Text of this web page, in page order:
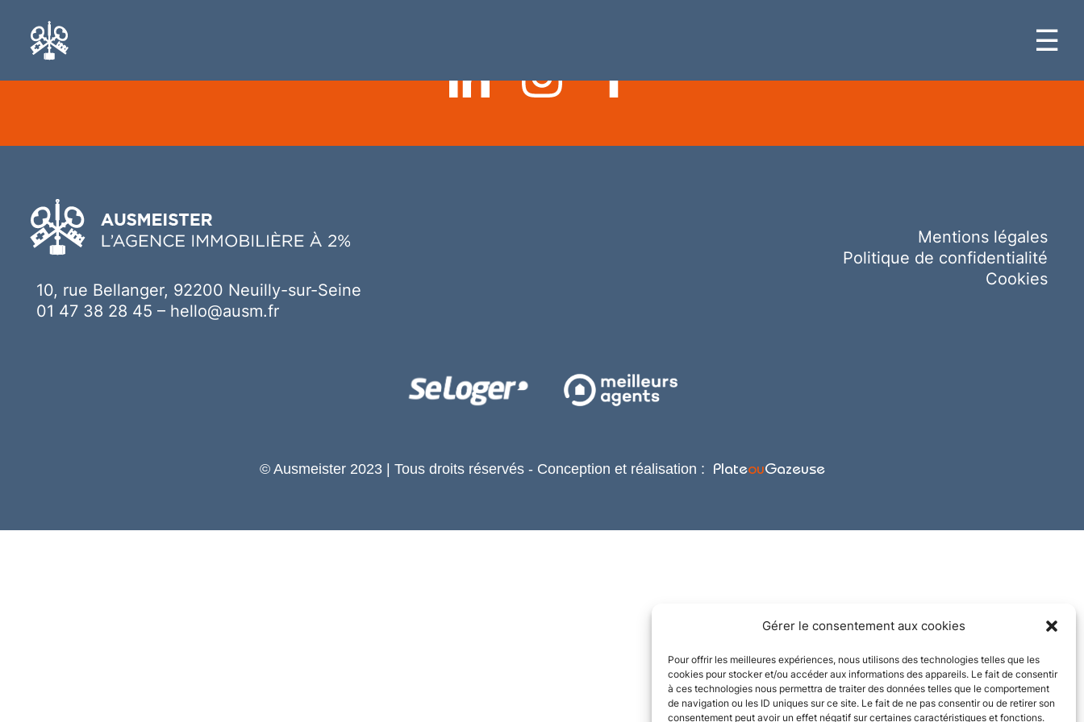
Gérer le consentement aux cookies
Pour offrir les meilleures expériences, nous utilisons des technologies telles que les
cookies pour stocker et/ou accéder aux informations des appareils. Le fait de consentir
à ces technologies nous permettra de traiter des données telles que le comportement
de navigation ou les ID uniques sur ce site. Le fait de ne pas consentir ou de retirer son
consentement peut avoir un effet négatif sur certaines caractéristiques et fonctions.
☰
10, rue Bellanger, 92200 Neuilly-sur-Seine
01 47 38 28 45 – hello@ausm.fr
Mentions légales
Politique de confidentialité
Cookies
© Ausmeister 2023 | Tous droits réservés - Conception et réalisation : PlateouGazeuse